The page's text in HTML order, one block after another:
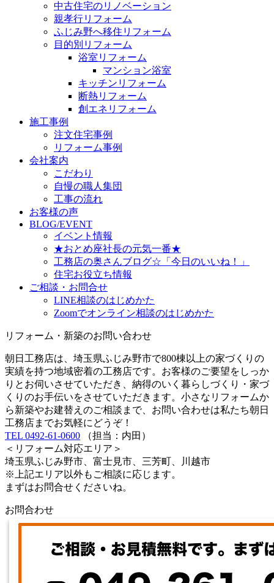
中古住宅のリノベーション
親孝行リフォーム
ふじみ野へ移住リフォーム
目的別リフォーム
浴室リフォーム
マンション浴室
キッチンリフォーム
断熱リフォーム
創エネリフォーム
施工事例
注文住宅事例
リフォーム事例
会社案内
こだわり
自慢の職人集団
工事の流れ
お客様の声
BLOG/EVENT
イベント情報
★おとめ座社長の元気一番★
工務店の奥さんブログ☆「今日のいいね！」
住宅お役立ち情報
ご相談・お問合せ
LINE相談のはじめかた
Zoomでオンライン相談のはじめかた
リフォーム・新築のお問い合わせ
朝日工務店は、埼玉県ふじみ野市で800棟以上の家づくりの
実績を持つ地域密着の工務店です。お客様のご要望をしっか
りとお伺いさせていただき、納得のいく暮らしづくり・家づ
くりのお手伝いをさせていただきます。小さなリフォームか
ら新築やお建替えのご相談まで、お問い合わせは私たち朝日
工務店までお気軽にどうぞ！
TEL 0492-61-0600 （担当：内田）
＜リフォーム対応エリア＞
埼玉県ふじみ野市、富士見市、三芳町、川越市
※上記エリア以外もご相談に応じます。
まずはお問合せくださいね。
お問合わせ